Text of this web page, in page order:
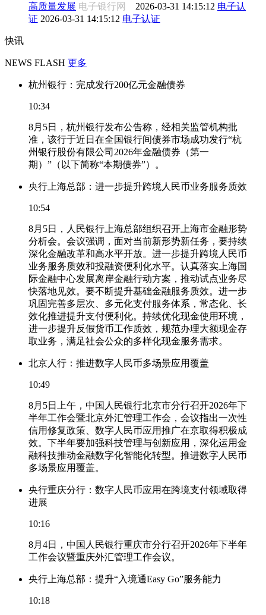
高质量发展 电子银行网 2026-03-31 14:15:12 电子认
证 2026-03-31 14:15:12 电子认证
快讯
NEWS FLASH 更多
杭州银行：完成发行200亿元金融债券
10:34
8月5日，杭州银行发布公告称，经相关监管机构批
准，该行于近日在全国银行间债券市场成功发行“杭
州银行股份有限公司2026年金融债券（第一
期）”（以下简称“本期债券”）。
央行上海总部：进一步提升跨境人民币业务服务质效
10:54
8月5日，人民银行上海总部组织召开上海市金融形势
分析会。会议强调，面对当前新形势新任务，要持续
深化金融改革和高水平开放。进一步提升跨境人民币
业务服务质效和投融资便利化水平。认真落实上海国
际金融中心发展离岸金融行动方案，推动试点业务尽
快落地见效。要不断提升基础金融服务质效。进一步
巩固完善多层次、多元化支付服务体系，常态化、长
效化推进提升支付便利化。持续优化现金使用环境，
进一步提升反假货币工作质效，规范办理大额现金存
取业务，满足社会公众的多样化现金服务需求。
北京人行：推进数字人民币多场景应用覆盖
10:49
8月5日上午，中国人民银行北京市分行召开2026年下
半年工作会暨北京外汇管理工作会，会议指出一次性
信用修复政策、数字人民币应用推广在京取得积极成
效。下半年要加强科技管理与创新应用，深化运用金
融科技推动金融数字化智能化转型。推进数字人民币
多场景应用覆盖。
央行重庆分行：数字人民币应用在跨境支付领域取得
进展
10:16
8月4日，中国人民银行重庆市分行召开2026年下半年
工作会议暨重庆外汇管理工作会议。
央行上海总部：提升“入境通Easy Go”服务能力
10:18